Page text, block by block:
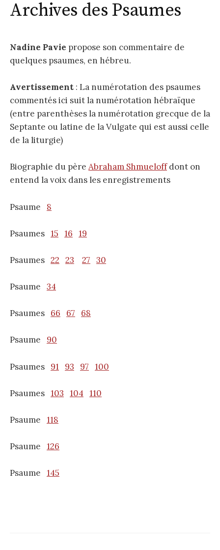
Archives des Psaumes
Nadine Pavie propose son commentaire de
quelques psaumes, en hébreu.
Avertissement : La numérotation des psaumes
commentés ici suit la numérotation hébraïque
(entre parenthèses la numérotation grecque de la
Septante ou latine de la Vulgate qui est aussi celle
de la liturgie)
Biographie du père Abraham Shmueloffdont on
entend la voix dans les enregistrements
Psaume 8
Psaumes 15 16 19
Psaumes 22 23 27 30
Psaume 34
Psaumes 66 67 68
Psaume 90
Psaumes 91 93 97 100
Psaumes 103 104 110
Psaume 118
Psaume 126
Psaume 145